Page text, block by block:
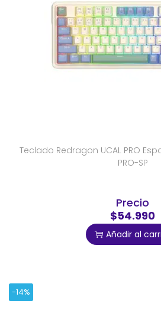
Teclado Redragon UCAL PRO
PRO-SP
Precio
$54.990
Añadir al
-14%